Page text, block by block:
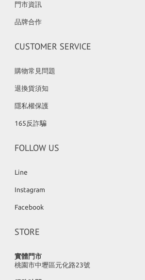
門市資訊
品牌合作
CUSTOMER SERVICE
購物常見問題
退換貨須知
隱私權保護
165反詐騙
FOLLOW US
Line
Instagram
Facebook
STORE
實體門市
桃園市中壢區元化路23號